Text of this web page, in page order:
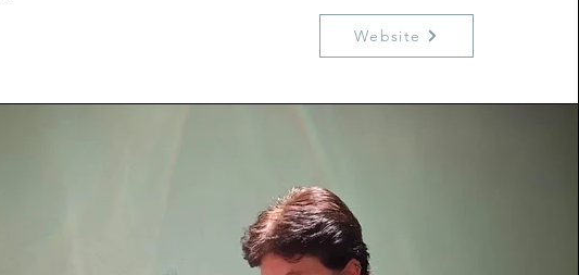
Website